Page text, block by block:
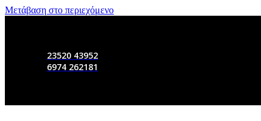
Μετάβαση στο περιεχόμενο
23520 43952
6974 262181